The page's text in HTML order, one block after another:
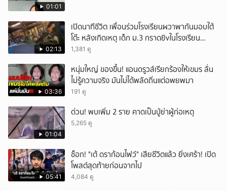
01:01
02:13
เปิดนาทีชีวิต เพื่อนร่วมโรงเรียนผวาพากันมอบใต้
โต๊ะ หลังเกิดเหตุ เด็ก ม.3 กราดยิvในโรงเรียน
เทพศิรินทร์นนท์ แบบไม่เลือกหน้า เสียงปืนดังสนั่น
1,381 ดู
03:36
หนุ่มใหญ่ ของขึ้น! แอนดรูวส์เรียกร้องให้เขมร ลั่น
ไม่รู้ความจริง มันไม่ได้พลัดถิ่นแต่อพยพมา
191 ดู
01:04
ด่วน! พบเพิ่ม 2 ราย คาดเป็นปู่ย่าผู้ก่อเหตุ
5,265 ดู
05:41
ช็อก! "เต้ ดราก้อนไฟว์" เสียชีวิตแล้ว ยิ่งเศร้า! เปิด
โพสต์สุดท้ายก่อนจากไป
4,084 ดู